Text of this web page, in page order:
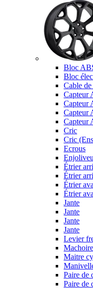
Bloc
Bloc
Cable
Capteur
Capteur
Capteur
Capteur
Cric
Cric
Ecrous
Étrier
Étrier
Étrier
Étrier
Jante
Jante
Jante
Jante
Levier
Maitre
Paire de
Paire de